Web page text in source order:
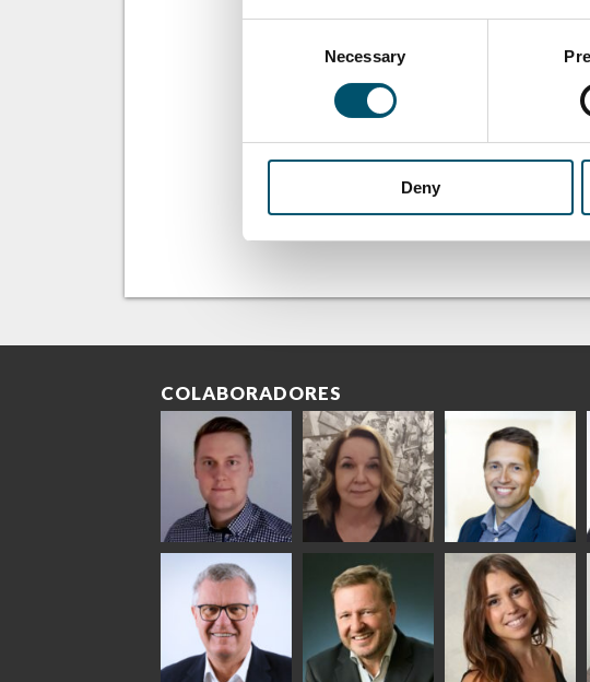
Necessary
Deny
Enviar
COLABORADORES
Riku Färm
HEAT TREATMENT
SOLUTIONS -
GLASTON
Mari
Lehtinen
COMMUNICATIONS
- GLASTON
Miika
Äppelqvist
GLASS USE AND
ARCHITECTURE -
GLASTON